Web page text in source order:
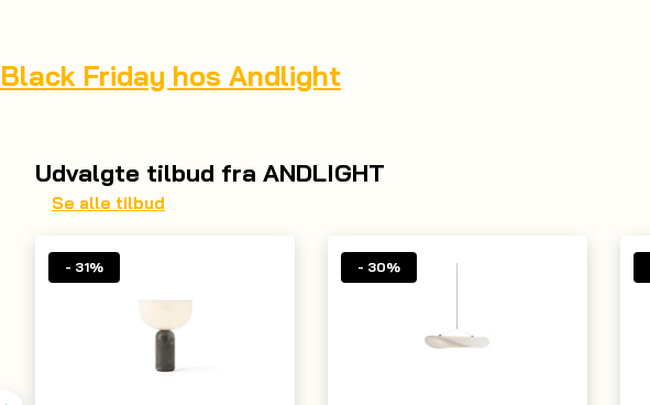
Friday hos Andlight
Udvalgte tilbud fra ANDLIGHT
Se alle tilbud
- 31% - 30%